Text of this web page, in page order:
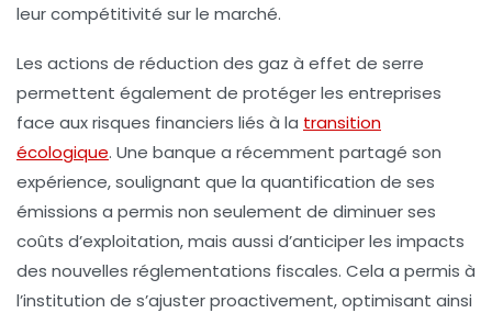
leurcompétitivité sur le marché.
Les actions de réduction des gaz à effet de serre
permettent également de protéger les entreprises
face auxrisques financiers liés à la transition
écologique. Une banque a récemment partagé son
expérience, soulignant que la quantification de ses
émissions a permis non seulement de diminuer ses
coûts d’exploitation, mais aussi d’anticiper les impacts
des nouvelles réglementations fiscales. Cela a permis à
l’institution de s’ajuster proactivement, optimisant ainsi